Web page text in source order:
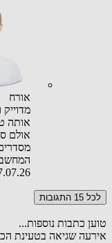
אורח
אותה
אולם
14:17
לכל 15 התגובות
טוען כתבות נוספות...